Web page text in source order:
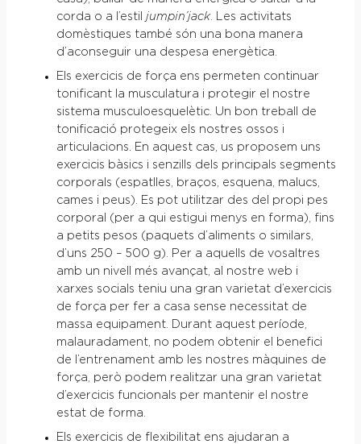
corda o a l’estil jumpin’jack. Les activitats
domèstiques també són una bona manera
d’aconseguir una despesa energètica.
Els exercicis de força ens permeten continuar
tonificant la musculatura i protegir el nostre
sistema musculoesquelètic. Un bon treball de
tonificació protegeix els nostres ossos i
articulacions. En aquest cas, us proposem uns
exercicis bàsics i senzills dels principals segments
corporals (espatlles, braços, esquena, malucs,
cames i peus). Es pot utilitzar des del propi pes
corporal (per a qui estigui menys en forma), fins
a petits pesos (paquets d’aliments o similars,
d’uns 250 – 500 g). Per a aquells de vosaltres
amb un nivell més avançat, al nostre web i
xarxes socials teniu una gran varietat d’exercicis
de força per fer a casa sense necessitat de
massa equipament. Durant aquest període,
malauradament, no podem obtenir el benefici
de l’entrenament amb les nostres màquines de
força, però podem realitzar una gran varietat
d’exercicis funcionals per mantenir el nostre
estat de forma.
Els exercicis de flexibilitat ens ajudaran a